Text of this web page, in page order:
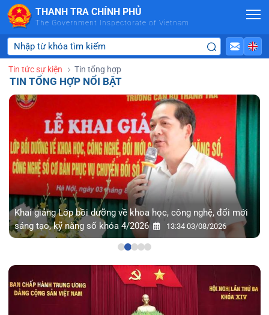
Skip to Main Content
THANH TRA CHÍNH PHỦ
The Government Inspectorate of Vietnam
Tin tức sự kiện Tin tổng hợp
TIN TỔNG HỢP NỔI BẬT
Khai giảng Lớp bồi dưỡng về khoa học, công nghệ, đổi mới
sáng tạo, kỹ năng số khóa 4/2026
13:34 03/08/2026